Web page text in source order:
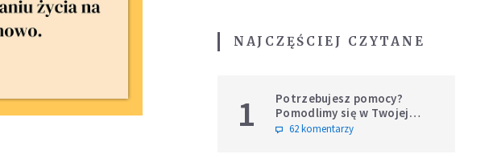
NAJCZĘŚCIEJ CZYTANE
1
Potrzebujesz pomocy?
Pomodlimy się w Twojej
intencji
62 komentarzy